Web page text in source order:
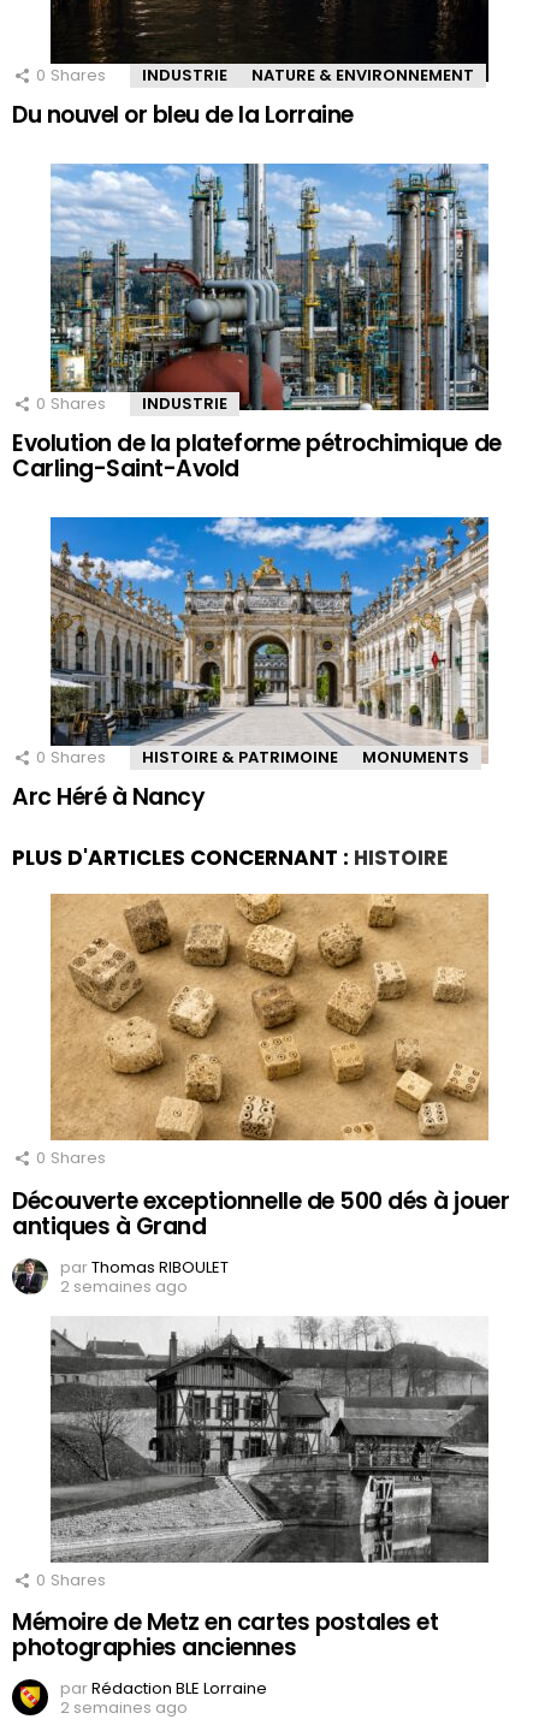
0 Shares INDUSTRIE NATURE & ENVIRONNEMENT
Du nouvel or bleu de la Lorraine
0 Shares INDUSTRIE
Evolution de la plateforme pétrochimique de
Carling-Saint-Avold
0 Shares HISTOIRE & PATRIMOINE MONUMENTS
Arc Héré à Nancy
PLUS D'ARTICLES CONCERNANT : HISTOIRE
0 Shares
Découverte exceptionnelle de 500 dés à jouer
antiques à Grand
parThomas RIBOULET
2 semaines ago
0 Shares
Mémoire de Metz en cartes postales et
photographies anciennes
parRédaction BLE Lorraine
2 semaines ago